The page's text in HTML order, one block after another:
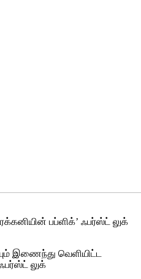
பப்ளிக்’ ஃபர்ஸ்ட் லுக்
இணைந்து வெளியிட்ட
லுக்